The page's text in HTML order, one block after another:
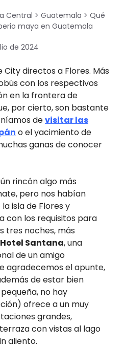
Central > Guatemala > Qué
maya en Guatemala
de 2024
City directos a Flores. Más
con los respectivos
en la frontera de
por cierto, son bastante
devisitar las
o el yacimiento de
ganas de conocer
rincón algo más
pero nos habían
isla de Flores y
con los requisitos para
tres noches, más
Hotel Santana, una
de un amigo
agradecemos el apunte,
de estar bien
no hay
ofrece a un muy
grandes,
con vistas al lago
aliento.